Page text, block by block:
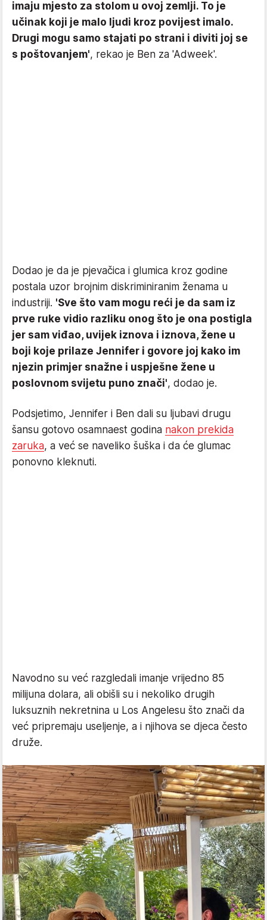
imaju mjesto za stolom u ovoj zemlji. To je
učinak koji je malo ljudi kroz povijest imalo.
Drugi mogu samo stajati po strani i diviti joj se
s poštovanjem', rekao je Ben za 'Adweek'.
Dodao je da je pjevačica i glumica kroz godine
postala uzor brojnim diskriminiranim ženama u
industriji. 'Sve što vam mogu reći je da sam iz
prve ruke vidio razliku onog što je ona postigla
jer sam viđao, uvijek iznova i iznova, žene u
boji koje prilaze Jennifer i govore joj kako im
njezin primjer snažne i uspješne žene u
poslovnom svijetu puno znači', dodao je.
Podsjetimo, Jennifer i Ben dali su ljubavi drugu
šansu gotovo osamnaest godina nakon prekida
zaruka, a već se naveliko šuška i da će glumac
ponovno kleknuti.
Navodno su već razgledali imanje vrijedno 85
milijuna dolara, ali obišli su i nekoliko drugih
luksuznih nekretnina u Los Angelesu što znači da
već pripremaju useljenje, a i njihova se djeca često
druže.